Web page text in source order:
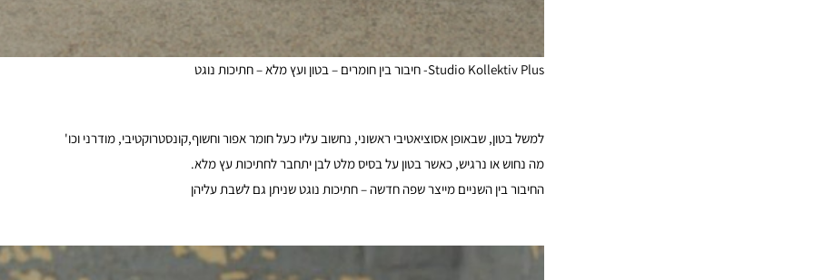
Studio Kollektiv Plus- חיבור בין חומרים – בטון ועץ מלא – חתיכות נוגט
למשל בטון, שבאופן אסוציאטיבי ראשוני, נחשוב עליו כעל חומר אפור וחשוף,קונסטרוקטיבי, מודרני וכו'
מה נחוש או נרגיש, כאשר בטון על בסיס מלט לבן יתחבר לחתיכות עץ מלא.
החיבור בין השניים מייצר שפה חדשה – חתיכות נוגט שניתן גם לשבת עליהן